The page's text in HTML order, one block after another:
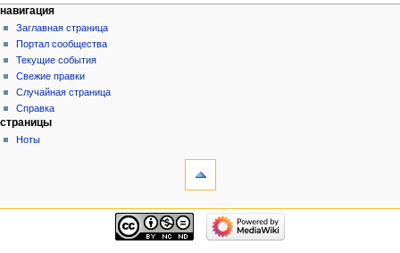
навигация
Заглавная страница
Портал сообщества
Текущие события
Свежие правки
Случайная страница
Справка
страницы
Ноты